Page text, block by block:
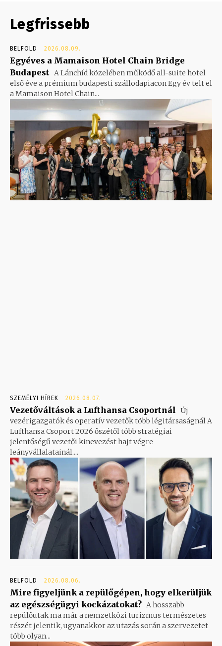
Legfrissebb
BELFÖLD 2026.08.09.
Egyéves a Mamaison Hotel Chain Bridge
Budapest A Lánchíd közelében működő all-suite hotel
első éve a prémium budapesti szállodapiacon Egy év telt el
a Mamaison Hotel Chain...
SZEMÉLYI HÍREK 2026.08.07.
Vezetőváltások a Lufthansa Csoportnál
Új
vezérigazgatók és operatív vezetők több légitársaságnál A
Lufthansa Csoport 2026 őszétől több stratégiai
jelentőségű vezetői kinevezést hajt végre
leányvállalatainál....
BELFÖLD 2026.08.06.
Mire figyeljünk a repülőgépen, hogy elkerüljük
az egészségügyi kockázatokat? A hosszabb
repülőutak ma már a nemzetközi turizmus természetes
részét jelentik, ugyanakkor az utazás során a szervezetet
több olyan...